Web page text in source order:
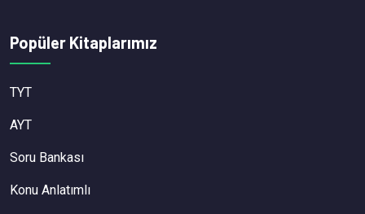
Popüler Kitaplarımız
TYT
AYT
Soru Bankası
Konu Anlatımlı